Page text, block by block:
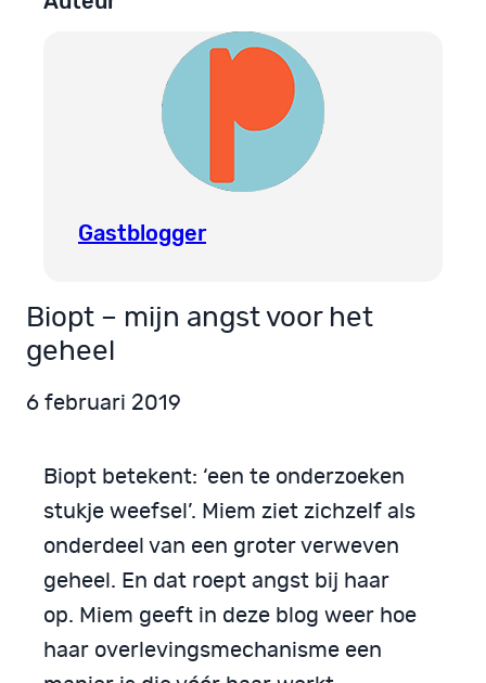
Gastblogger
Biopt – mijn angst voor het
geheel
6 februari 2019
Biopt betekent: ‘een te onderzoeken
stukje weefsel’. Miem ziet zichzelf als
onderdeel van een groter verweven
geheel. En dat roept angst bij haar
op. Miem geeft in deze blog weer hoe
haar overlevingsmechanisme een